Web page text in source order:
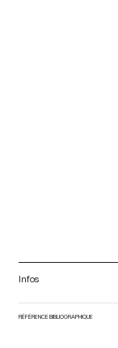
Infos
RÉFÉRENCE BIBLIOGRAPHIQUE